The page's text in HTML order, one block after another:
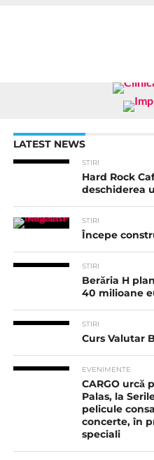
LATEST NEWS
STIRI
Hard Rock
deschiderea
STIRI
Începe
STIRI
Berăria H
40 milioane
STIRI
Curs Valutar
EVENIMENTE
CARGO urcă
Palas, la
pelicule
concerte, în
speciali